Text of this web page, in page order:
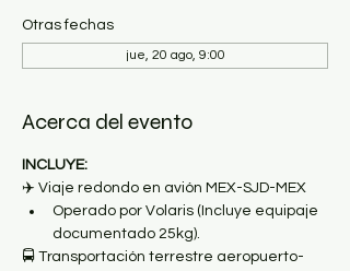
Otras fechas
jue, 20 ago, 9:00
Acerca del evento
INCLUYE:
✈️ Viaje redondo en avión MEX-SJD-MEX
Operado por Volaris (Incluye equipaje
documentado 25kg).
🚍 Transportación terrestre aeropuerto-